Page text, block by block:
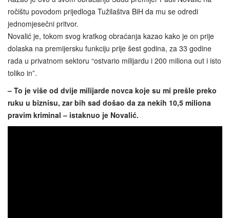
ročištu povodom prijedloga Tužilaštva BiH da mu se odredi
jednomjesečni pritvor.
Novalić je, tokom svog kratkog obraćanja kazao kako je on prije
dolaska na premijersku funkciju prije šest godina, za 33 godine
rada u privatnom sektoru “ostvario milijardu i 200 miliona out i isto
toliko in”.
– To je više od dvije milijarde novca koje su mi prešle preko
ruku u biznisu, zar bih sad došao da za nekih 10,5 miliona
pravim kriminal – istaknuo je Novalić.